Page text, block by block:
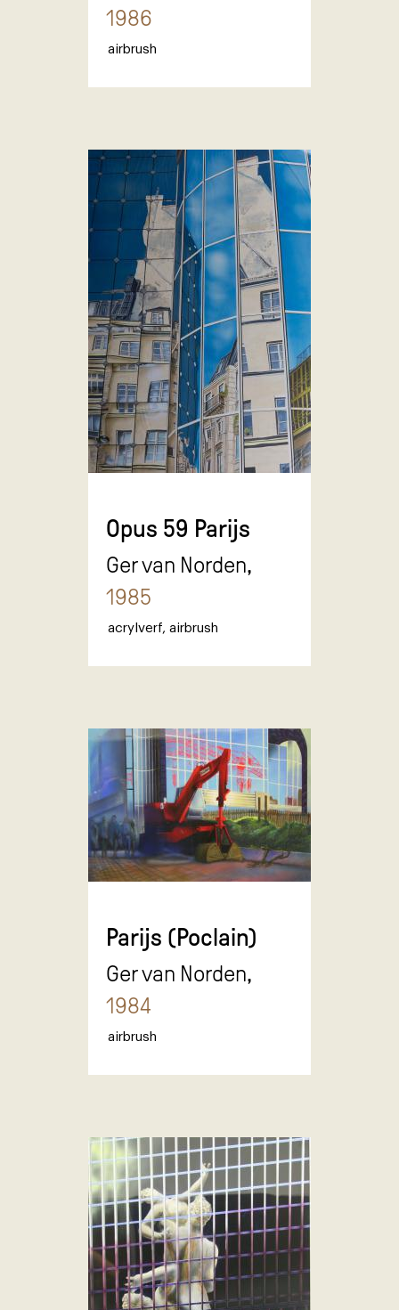
1986
airbrush
Opus 59 Parijs
Ger van Norden,
1985
acrylverf, airbrush
Parijs (Poclain)
Ger van Norden,
1984
airbrush